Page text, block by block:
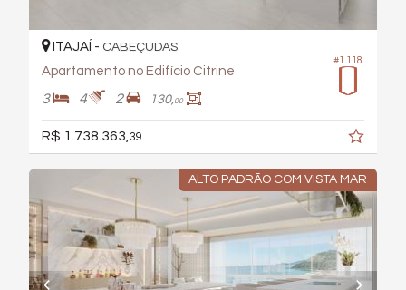
#1.118
ITAJAÍ - CABEÇUDAS
Apartamento no Edifício Citrine
3 4 2 130,00
R$ 1.738.363,39
ALTO PADRÃO COM VISTA MAR